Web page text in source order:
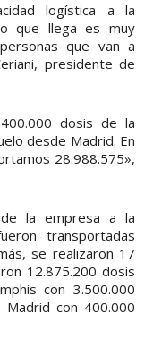
logística a la
que llega es muy
que van a
presidente de
dosis de la
desde Madrid. En
28.988.575»,
la empresa a la
transportadas
se realizaron 17
12.875.200 dosis
con 3.500.000
con 400.000